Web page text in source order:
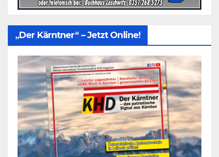
„Der Kärntner“ – Jetzt Online!